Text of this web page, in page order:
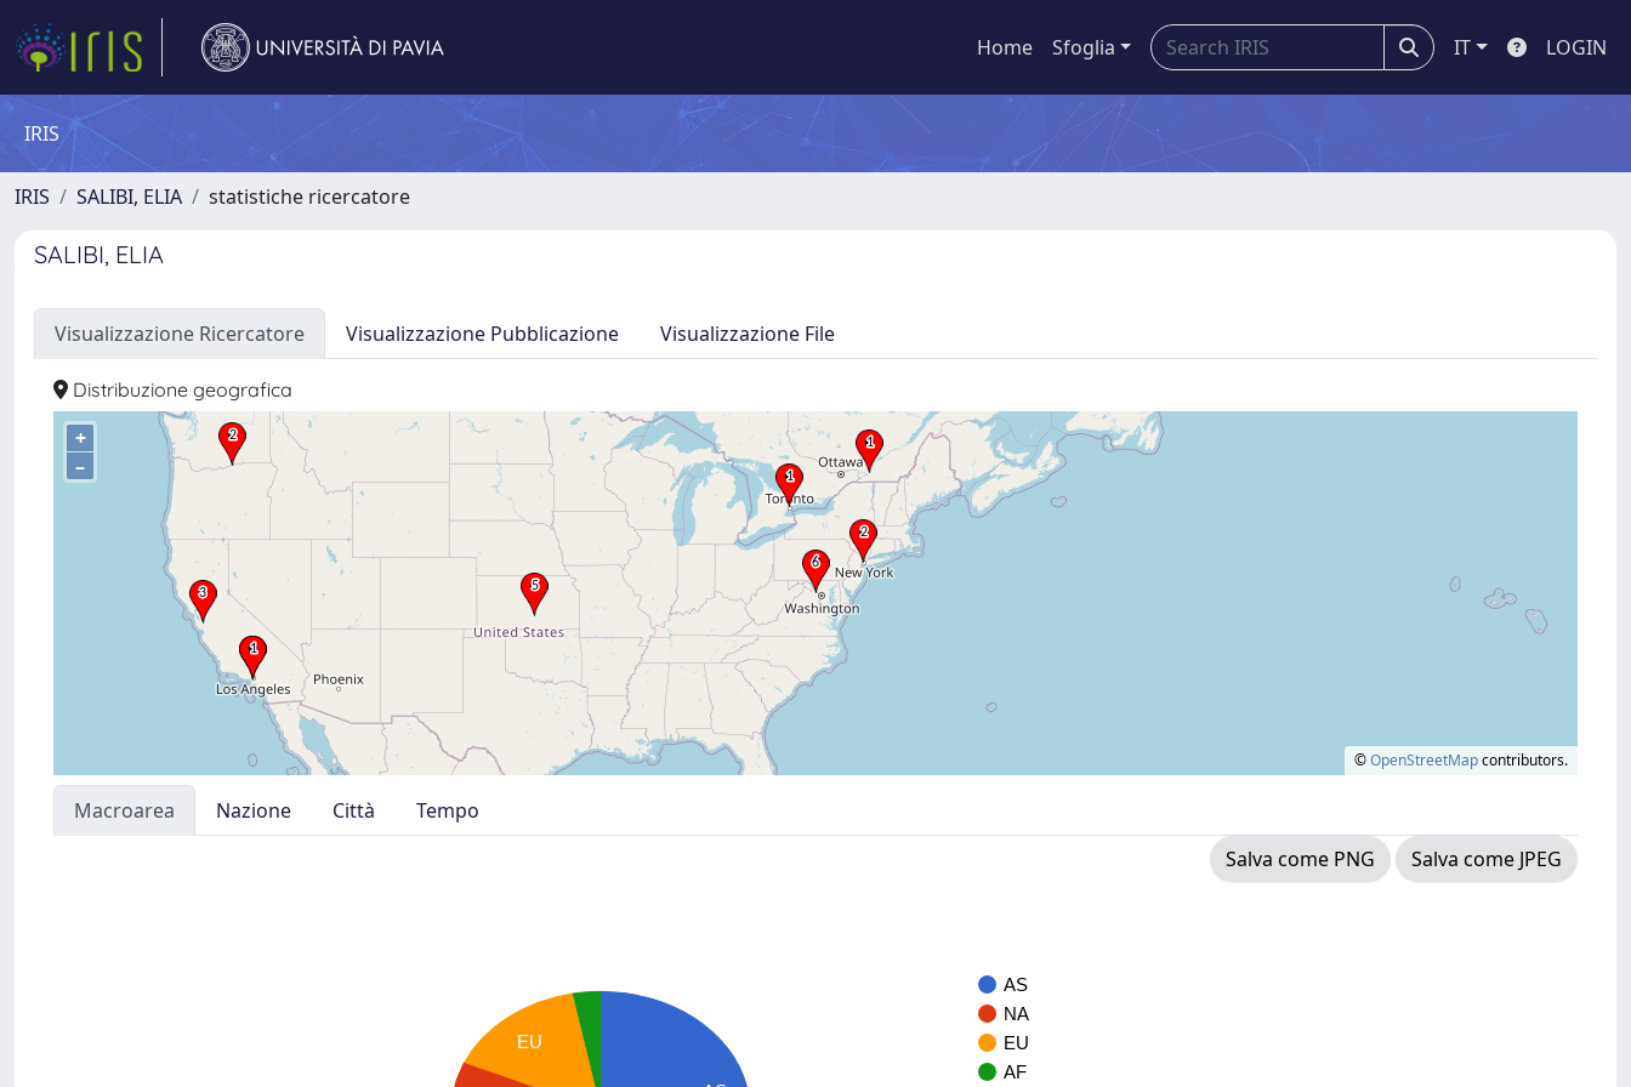
Home Sfoglia IT LOGIN
IRIS
IRIS SALIBI, ELIA statistiche ricercatore
SALIBI, ELIA
Visualizzazione Ricercatore Visualizzazione Pubblicazione Visualizzazione File
Distribuzione geografica
+
–
©OpenStreetMapcontributors.
Macroarea Nazione Città
Tempo
Salva come PNG
Salva come JPEG
AS
NA
EU
AF
EU